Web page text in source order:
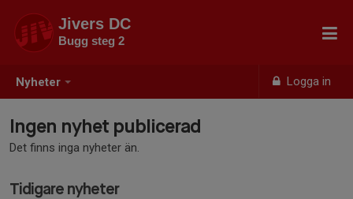
Nyheter Logga in
Jivers DC
Bugg steg 2
Ingen nyhet publicerad
Det finns inga nyheter än.
Tidigare nyheter